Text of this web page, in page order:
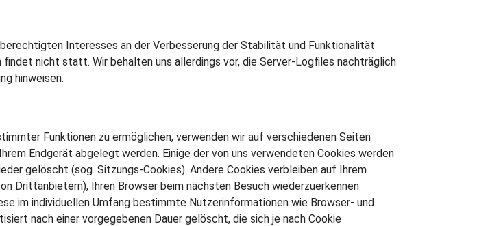
Interesses an der Verbesserung der Stabilität und Funktionalität
nicht statt. Wir behalten uns allerdings vor, die Server-Logfiles nachträglich
hinweisen.
Funktionen zu ermöglichen, verwenden wir auf verschiedenen Seiten
Endgerät abgelegt werden. Einige der von uns verwendeten Cookies werden
gelöscht (sog. Sitzungs-Cookies). Andere Cookies verbleiben auf Ihrem
Drittanbietern), Ihren Browser beim nächsten Besuch wiederzuerkennen
im individuellen Umfang bestimmte Nutzerinformationen wie Browser- und
nach einer vorgegebenen Dauer gelöscht, die sich je nach Cookie